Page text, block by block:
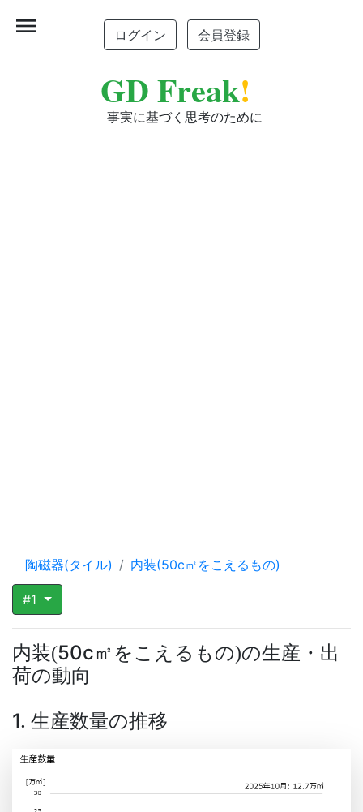
ログイン 会員登録
GD Freak!
事実に基づく思考のために
menu
陶磁器(タイル) 内装(50c㎡をこえるもの)
#1
内装(50c㎡をこえるもの)の生産・出
荷の動向
1. 生産数量の推移